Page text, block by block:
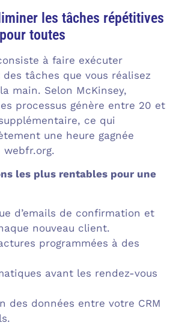
les tâches répétitives
toutes
à faire exécuter
tâches que vous réalisez
main. Selon McKinsey,
processus génère entre 20 et
ce qui
une heure gagnée
webfr.org.
les plus rentables pour une
d’emails de confirmation et
nouveau client.
programmées à des
avant les rendez-vous
des données entre votre CRM